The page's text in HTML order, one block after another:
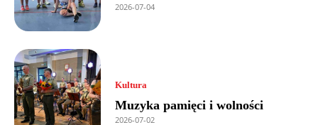
2026-07-04
Kultura
Muzyka pamięci i wolności
2026-07-02